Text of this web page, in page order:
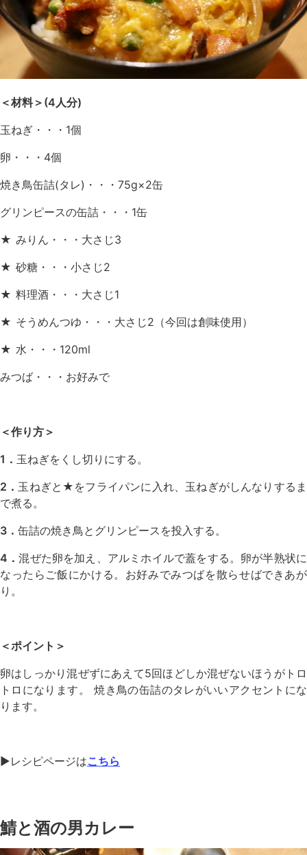
＜材料＞(4人分)
玉ねぎ・・・1個
卵・・・4個
焼き鳥缶詰(タレ)・・・75g×2缶
グリンピースの缶詰・・・1缶
★ みりん・・・大さじ3
★ 砂糖・・・小さじ2
★ 料理酒・・・大さじ1
★ そうめんつゆ・・・大さじ2（今回は創味使用）
★ 水・・・120ml
みつば・・・お好みで
＜作り方＞
1． 玉ねぎをくし切りにする。
2． 玉ねぎと★をフライパンに入れ、玉ねぎがしんなりするま
で煮る。
3． 缶詰の焼き鳥とグリンピースを投入する。
4．混ぜた卵を加え、アルミホイルで蓋をする。卵が半熟状に
なったらご飯にかける。お好みでみつばを散らせばできあが
り。
＜ポイント＞
卵はしっかり混ぜずにあえて5回ほどしか混ぜないほうがトロ
トロになります。 焼き鳥の缶詰のタレがいいアクセントにな
ります。
▶︎レシピページはこちら
鯖と酒の男カレー